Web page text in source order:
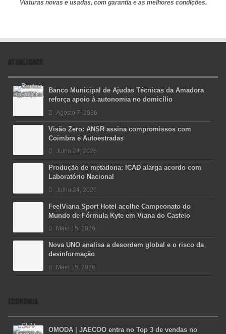
Viaturas novas e usadas, com garantia e as melhores condições.
ATUALIDADE
Banco Municipal de Ajudas Técnicas da Amadora
reforça apoio à autonomia no domicílio
Agosto 7, 2026
Visão Zero: ANSR assina compromissos com
Coimbra e Autoestradas
Julho 24, 2026
Produção de metadona: ICAD alarga acordo com
Laboratório Nacional
Julho 24, 2026
FeelViana Sport Hotel acolhe Campeonato do
Mundo de Fórmula Kyte em Viana do Castelo
Maio 15, 2026
Nova UNO analisa a desordem global e o risco da
desinformação
Maio 15, 2026
ECONOMIA
OMODA | JAECOO entra no Top 3 de vendas no